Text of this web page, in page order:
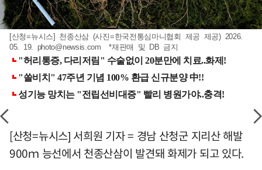
[산청=뉴시스] 천종산삼 (사진=한국전통심마니협회 제공 제공) 2026.
05. 19. photo@newsis.com *재판매 및 DB 금지
[산청=뉴시스] 서희원 기자 = 경남 산청군 지리산 해발
900ｍ 능선에서 천종산삼이 발견돼 화제가 되고 있다.